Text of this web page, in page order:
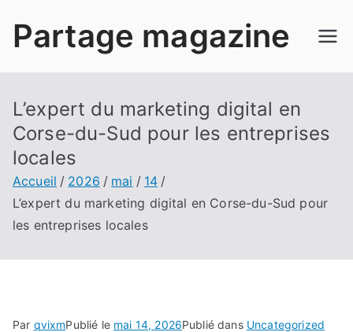
Partage magazine
L’expert du marketing digital en
Corse-du-Sud pour les entreprises
locales
Accueil 2026 mai
14
L’expert du marketing digital en Corse-du-Sud pour
les entreprises locales
Par qvixmPublié le mai 14, 2026Publié dans Uncategorized